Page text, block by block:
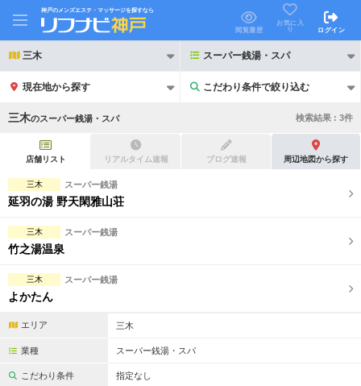
神戸のメンズエステ・マッサージを探すなら
閲覧履歴
お気に入
り
ログイン
三木 スーパー銭湯・スパ
現在地から探す こだわり条件で絞り込む
こだわり条件で絞り込む
21時以降も受付
初回割引あり
団体割引
キャッシュレス決済OK
三木のスーパー銭湯・スパ 検索結果 : 3件
店舗リスト リアルタイム速報 ブログ速報 周辺地図から探す
三木 スーパー銭湯
延羽の湯 野天閑雅山荘
三木 スーパー銭湯
竹之湯温泉
三木 スーパー銭湯
よかたん
エリア 三木
業種 スーパー銭湯・スパ
こだわり条件 指定なし